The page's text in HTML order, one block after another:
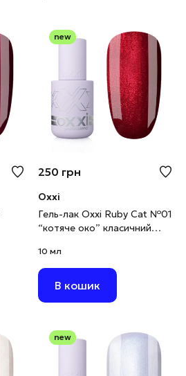
new
250 грн
Oxxi
Гель-лак Oxxi Ruby Cat №01
“котяче око” класичний
10 мл
В кошик
new